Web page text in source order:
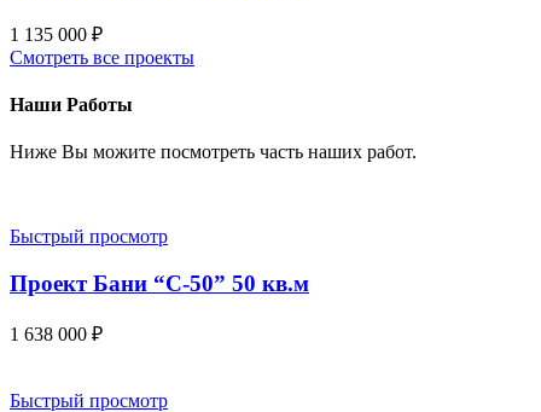
1 135 000 ₽
Смотреть все проекты
Наши Работы
Ниже Вы можите посмотреть часть наших работ.
Быстрый просмотр
Проект Бани “С-50” 50 кв.м
1 638 000 ₽
Быстрый просмотр